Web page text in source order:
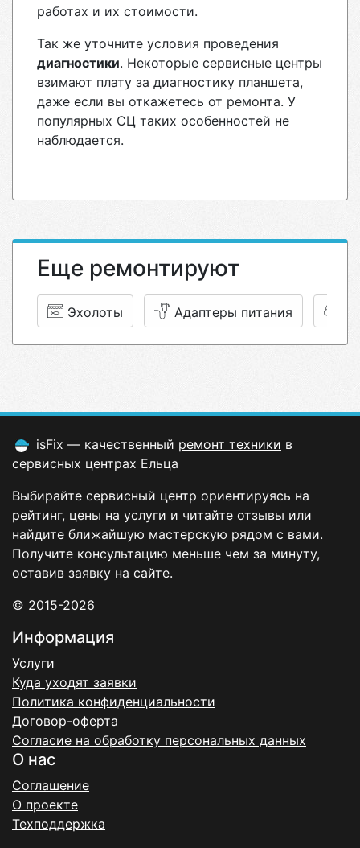
работах и их стоимости.
Так же уточните условия проведения
диагностики. Некоторые сервисные центры
взимают плату за диагностику планшета,
даже если вы откажетесь от ремонта. У
популярных СЦ таких особенностей не
наблюдается.
Еще ремонтируют
Эхолоты Адаптеры питания
isFix — качественный ремонт техники в
сервисных центрах Ельца
Выбирайте сервисный центр ориентируясь на
рейтинг, цены на услуги и читайте отзывы или
найдите ближайшую мастерскую рядом с вами.
Получите консультацию меньше чем за минуту,
оставив заявку на сайте.
© 2015-2026
Информация
Услуги
Куда уходят заявки
Политика конфиденциальности
Договор-оферта
Согласие на обработку персональных данных
О нас
Соглашение
О проекте
Техподдержка